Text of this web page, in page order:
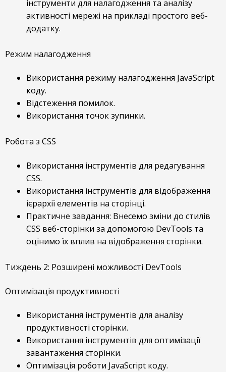
інструменти для налагодження та аналізу
активності мережі на прикладі простого веб-
додатку.
Режим налагодження
Використання режиму налагодження JavaScript
коду.
Відстеження помилок.
Використання точок зупинки.
Робота з CSS
Використання інструментів для редагування
CSS.
Використання інструментів для відображення
ієрархії елементів на сторінці.
Практичне завдання: Внесемо зміни до стилів
CSS веб-сторінки за допомогою DevTools та
оцінимо їх вплив на відображення сторінки.
Тиждень 2: Розширені можливості DevTools
Оптимізація продуктивності
Використання інструментів для аналізу
продуктивності сторінки.
Використання інструментів для оптимізації
завантаження сторінки.
Оптимізація роботи JavaScript коду.